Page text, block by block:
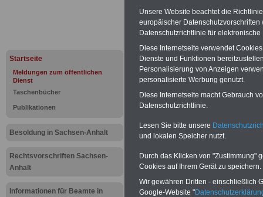
Startseite
Meldungen zum öffentlichen
Dienst
Taschenbücher
Publikationen
Besoldung in Sachsen-Anhalt
Rechtsvorschriften Sachsen-
Anhalt
Informationen für Beamte in
(Beamte &
geben (Medienberichten
mind.3.000 und 13.000
hierzu eine Broschüre
des Gesetzentwurfs der
Quartal.2026 >>>
zur
Meldung
Sachsen-
bei
Unsere Website beachtet die
europäischer
Datenschutzrichtlinie für
Diese Internetseite verwendet
Dienste und Funktionen
Personalisierung von Anzeigen
personalisierte Werbung genutzt.
Diese Internetseite macht Gebrauch
Datenschutzrichtlinie.
Lesen Sie bitte unsere
und lokalen Speicher nutzt.
Durch das Klicken von "Zustimmung"
Cookies auf Ihrem Gerät zu speichern.
Wir gewähren Dritten - einschließlich
Google-Website "